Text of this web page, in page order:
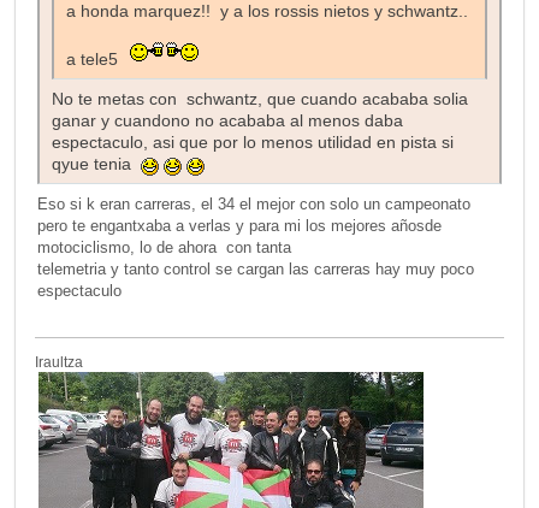
a honda marquez!! y a los rossis nietos y schwantz..
a tele5
No te metas con schwantz, que cuando acababa solia
ganar y cuandono no acababa al menos daba
espectaculo, asi que por lo menos utilidad en pista si
qyue tenia
Eso si k eran carreras, el 34 el mejor con solo un campeonato
pero te engantxaba a verlas y para mi los mejores añosde
motociclismo, lo de ahora con tanta
telemetria y tanto control se cargan las carreras hay muy poco
espectaculo
Iraultza